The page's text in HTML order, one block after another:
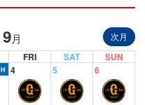
9月 次月
FRI SAT
SUN
4 5 6